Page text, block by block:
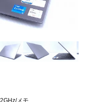
メモ